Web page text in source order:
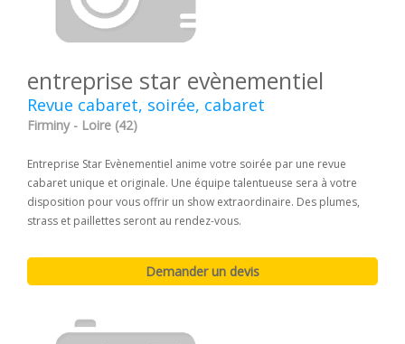
entreprise star evènementiel
Revue cabaret, soirée, cabaret
Firminy - Loire (42)
Entreprise Star Evènementiel anime votre soirée par une revue
cabaret unique et originale. Une équipe talentueuse sera à votre
disposition pour vous offrir un show extraordinaire. Des plumes,
strass et paillettes seront au rendez-vous.